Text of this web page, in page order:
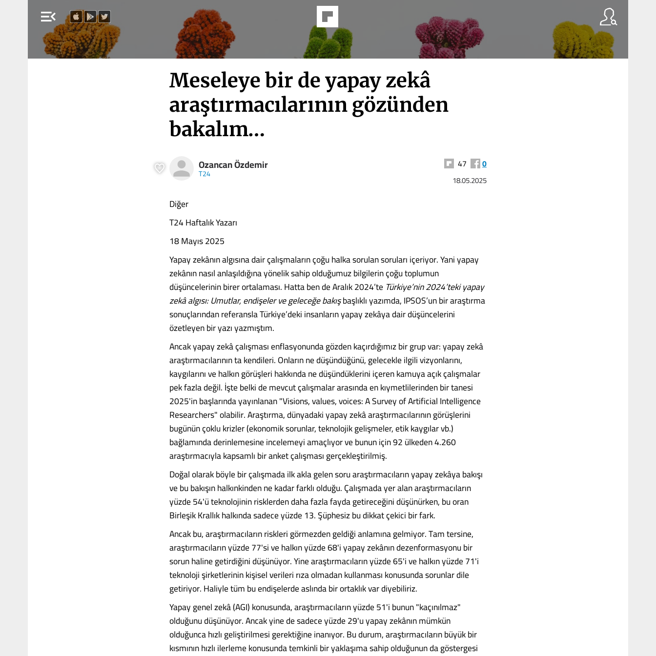
menu_open
Meseleye bir de yapay zekâ
araştırmacılarının gözünden
bakalım…
Ozancan Özdemir
T24
47 0
18.05.2025
Diğer
T24 Haftalık Yazarı
18 Mayıs 2025
Yapay zekânın algısına dair çalışmaların çoğu halka sorulan soruları içeriyor. Yani yapay
zekânın nasıl anlaşıldığına yönelik sahip olduğumuz bilgilerin çoğu toplumun
düşüncelerinin birer ortalaması. Hatta ben de Aralık 2024’te Türkiye’nin 2024’teki yapay
zekâ algısı: Umutlar, endişeler ve geleceğe bakışbaşlıklı yazımda, IPSOS’un bir araştırma
sonuçlarından referansla Türkiye’deki insanların yapay zekâya dair düşüncelerini
özetleyen bir yazı yazmıştım.
Ancak yapay zekâ çalışması enflasyonunda gözden kaçırdığımız bir grup var: yapay zekâ
araştırmacılarının ta kendileri. Onların ne düşündüğünü, gelecekle ilgili vizyonlarını,
kaygılarını ve halkın görüşleri hakkında ne düşündüklerini içeren kamuya açık çalışmalar
pek fazla değil. İşte belki de mevcut çalışmalar arasında en kıymetlilerinden bir tanesi
2025'in başlarında yayınlanan "Visions, values, voices: A Survey of Artificial Intelligence
Researchers" olabilir. Araştırma, dünyadaki yapay zekâ araştırmacılarının görüşlerini
bugünün çoklu krizler (ekonomik sorunlar, teknolojik gelişmeler, etik kaygılar vb.)
bağlamında derinlemesine incelemeyi amaçlıyor ve bunun için 92 ülkeden 4.260
araştırmacıyla kapsamlı bir anket çalışması gerçekleştirilmiş.
Doğal olarak böyle bir çalışmada ilk akla gelen soru araştırmacıların yapay zekâya bakışı
ve bu bakışın halkınkinden ne kadar farklı olduğu. Çalışmada yer alan araştırmacıların
yüzde 54'ü teknolojinin risklerden daha fazla fayda getireceğini düşünürken, bu oran
Birleşik Krallık halkında sadece yüzde 13. Şüphesiz bu dikkat çekici bir fark.
Ancak bu, araştırmacıların riskleri görmezden geldiği anlamına gelmiyor. Tam tersine,
araştırmacıların yüzde 77'si ve halkın yüzde 68'i yapay zekânın dezenformasyonu bir
sorun haline getirdiğini düşünüyor. Yine araştırmacıların yüzde 65'i ve halkın yüzde 71'i
teknoloji şirketlerinin kişisel verileri rıza olmadan kullanması konusunda sorunlar dile
getiriyor. Haliyle tüm bu endişelerde aslında bir ortaklık var diyebiliriz.
Yapay genel zekâ (AGI) konusunda, araştırmacıların yüzde 51'i bunun "kaçınılmaz"
olduğunu düşünüyor. Ancak yine de sadece yüzde 29'u yapay zekânın mümkün
olduğunca hızlı geliştirilmesi gerektiğine inanıyor. Bu durum, araştırmacıların büyük bir
kısmının hızlı ilerleme konusunda temkinli bir yaklaşıma sahip olduğunun da göstergesi